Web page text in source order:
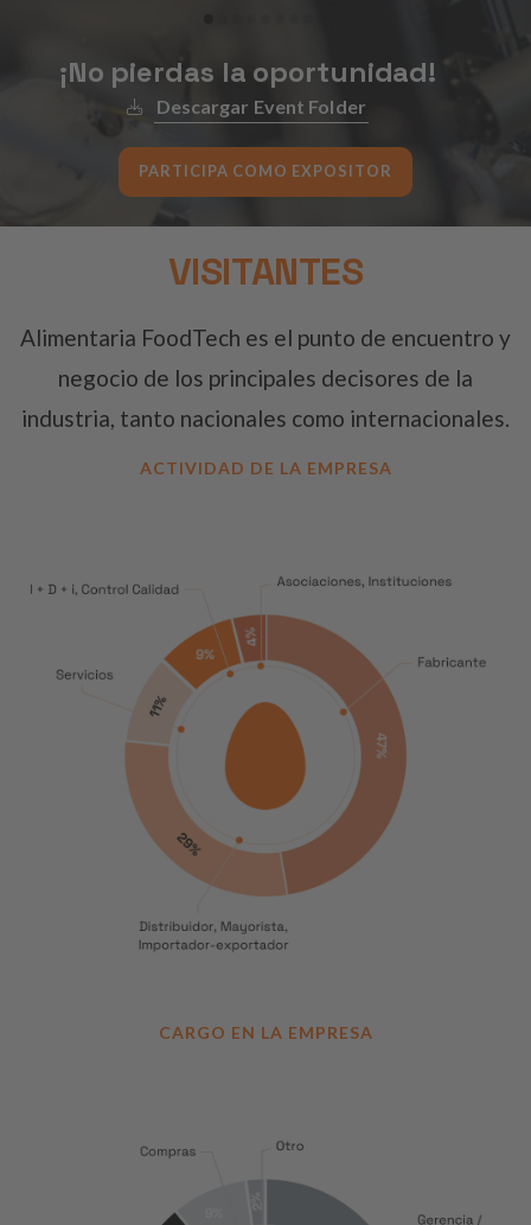
¡No pierdas la oportunidad!
Descargar Event Folder
PARTICIPA COMO EXPOSITOR
VISITANTES
Alimentaria FoodTech es el punto de encuentro y
negocio de los principales decisores de la
industria, tanto nacionales como internacionales.
ACTIVIDAD DE LA EMPRESA
CARGO EN LA EMPRESA